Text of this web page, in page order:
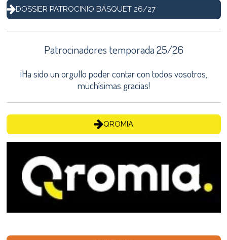
DOSSIER PATROCINIO BÁSQUET 26/27
Patrocinadores temporada 25/26
¡Ha sido un orgullo poder contar con todos vosotros,
muchísimas gracias!
QROMIA